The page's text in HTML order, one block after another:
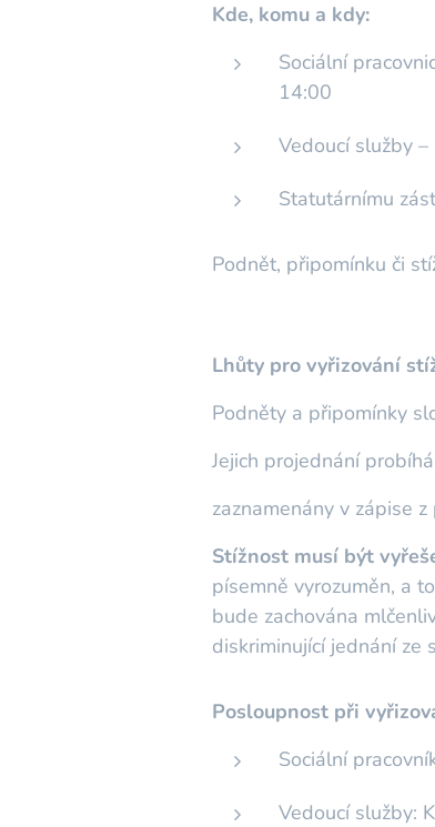
Kde, komu a kdy:
Sociální
14:00
Vedoucí služby
Statutárnímu
Podnět, připomínku či
Lhůty pro vyřizování
Podněty a připomínky
Jejich projednání
zaznamenány v zápise z
Stížnost musí být
písemně vyrozuměn, a
bude zachována
diskriminující jednání ze
Posloupnost při
Sociální
Vedoucí služby: